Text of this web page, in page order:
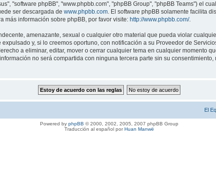
"software phpBB", "www.phpbb.com", "phpBB Group", "phpBB Teams") el
ser descargada de www.phpbb.com . El software phpBB solamente facilita
más información sobre phpBB, por favor visite: http://www.phpbb.com/.
amenazante, sexual o cualquier otro material que pueda violar
y, si lo creemos oportuno, con notificación a su Proveedor de
a eliminar, editar, mover o cerrar cualquier tema en cualquier momento
no será compartida con ninguna tercera parte sin su
El
Powered by phpBB © 2000, 2002, 2005, 2007 phpBB Group
Traducción al español porHuan Manwë